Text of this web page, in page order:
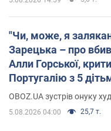
"Чи, може, я
Зарецька – про
Алли Горської,
Португалію з 5
OBOZ.UA зустрів онуку
5.08.2026 04:00 25,7 т.